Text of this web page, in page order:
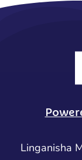
Linganisha